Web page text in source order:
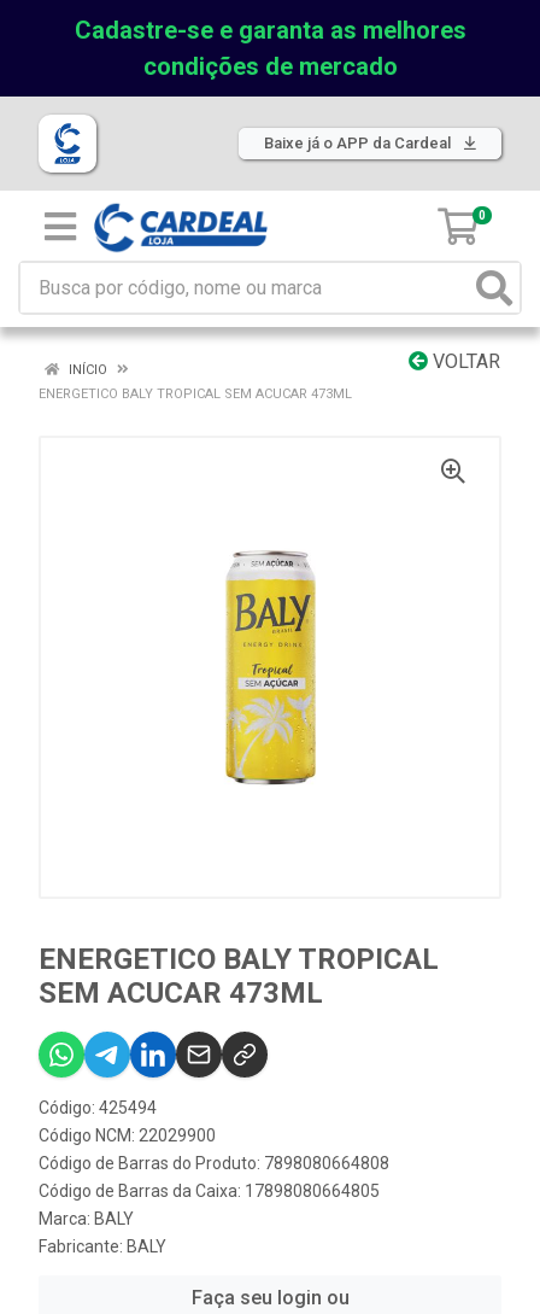
Cadastre-se e garanta as melhores
condições de mercado
Baixe já o APP da Cardeal
0
VOLTAR
INÍCIO
ENERGETICO BALY TROPICAL SEM ACUCAR 473ML
ENERGETICO BALY TROPICAL
SEM ACUCAR 473ML
Código: 425494
Código NCM: 22029900
Código de Barras do Produto: 7898080664808
Código de Barras da Caixa: 17898080664805
Marca: BALY
Fabricante: BALY
Faça seu login ou